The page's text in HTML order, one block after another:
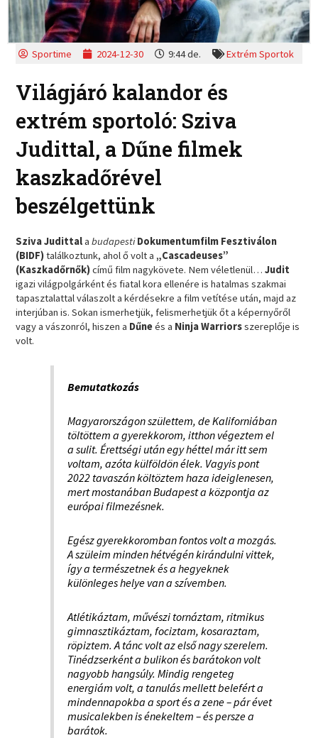
Sportime 2024-12-30 9:44 de. Extrém Sportok
Világjáró kalandor és
extrém sportoló: Sziva
Judittal, a Dűne filmek
kaszkadőrével
beszélgettünk
Sziva Judittalabudapesti Dokumentumfilm Fesztiválon
(BIDF)találkoztunk, ahol ő volt a „Cascadeuses”
(Kaszkadőrnők)című film nagykövete. Nem véletlenül…Judit
igazi világpolgárként és fiatal kora ellenére is hatalmas szakmai
tapasztalattal válaszolt a kérdésekre a film vetítése után, majd az
interjúban is. Sokan ismerhetjük, felismerhetjük őt a képernyőről
vagy a vászonról, hiszen a Dűneés a Ninja Warriorsszereplője is
volt.
Bemutatkozás
Magyarországon születtem, de Kaliforniában
töltöttem a gyerekkorom, itthon végeztem el
a sulit. Érettségi után egy héttel már itt sem
voltam, azóta külföldön élek. Vagyis pont
2022 tavaszán költöztem haza ideiglenesen,
mert mostanában Budapest a központja az
európai filmezésnek.
Egész gyerekkoromban fontos volt a mozgás.
A szüleim minden hétvégén kirándulni vittek,
így a természetnek és a hegyeknek
különleges helye van a szívemben.
Atlétikáztam, művészi tornáztam, ritmikus
gimnasztikáztam, fociztam, kosaraztam,
röpiztem. A tánc volt az első nagy szerelem.
Tinédzserként a bulikon és barátokon volt
nagyobb hangsúly. Mindig rengeteg
energiám volt, a tanulás mellett belefért a
mindennapokba a sport és a zene – pár évet
musicalekben is énekeltem – és persze a
barátok.